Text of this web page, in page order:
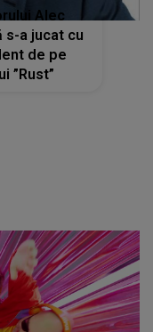
Alec
s-a jucat cu
de pe
”Rust”